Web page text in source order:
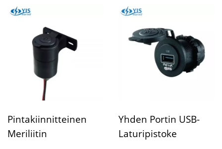
Pintakiinnitteinen
Meriliitin
Yhden Portin USB-
Laturipistoke